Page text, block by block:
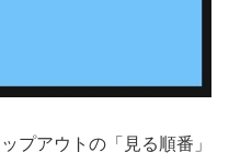
プアウトの「見る順番」